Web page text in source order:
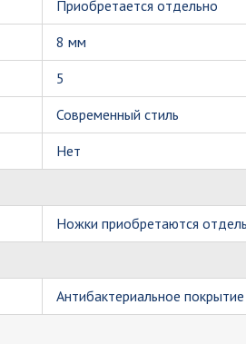
Приобретается отдельно
8 мм
5
Современный стиль
Нет
Ножки приобретаются
Антибактериальное покрытие